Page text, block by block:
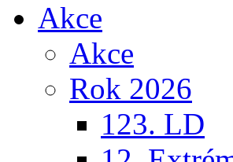
Akce
Akce
Rok 2026
123. LD